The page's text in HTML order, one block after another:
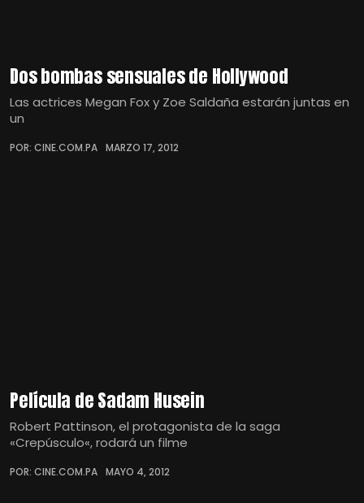
Dos bombas sensuales de Hollywood
Las actrices Megan Fox y Zoe Saldaña estarán juntas en
un
POR: CINE.COM.PA MARZO 17, 2012
Película de Sadam Husein
Robert Pattinson, el protagonista de la saga
«Crepúsculo«, rodará un filme
POR: CINE.COM.PA MAYO 4, 2012